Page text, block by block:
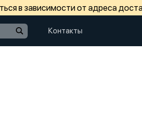
в зависимости от адреса
Контакты